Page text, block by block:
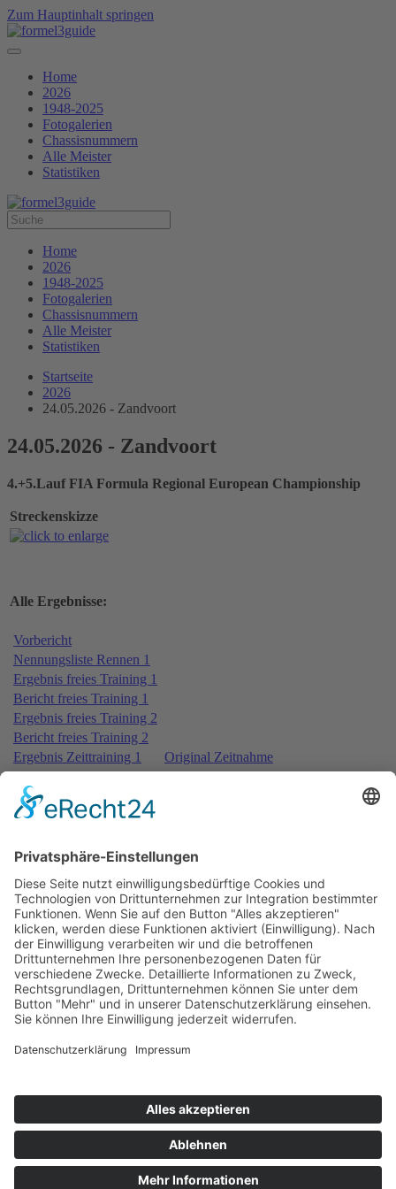
Zum Hauptinhalt springen
Home
2026
1948-2025
Fotogalerien
Chassisnummern
Alle Meister
Statistiken
Home
2026
1948-2025
Fotogalerien
Chassisnummern
Alle Meister
Statistiken
Startseite
2026
24.05.2026 - Zandvoort
24.05.2026 - Zandvoort
4.+5.Lauf FIA Formula Regional European Championship
Streckenskizze
Alle Ergebnisse:
Vorbericht
Nennungsliste Rennen 1
Ergebnis freies Training 1
Bericht freies Training 1
Ergebnis freies Training 2
Bericht freies Training 2
Ergebnis Zeittraining 1
Original Zeitnahme
Bericht Zeittraining 1
Startaufstellung Rennen 1
Ergebnis Rennen 1
Bericht Rennen 1
Nennungsliste Rennen 2
Ergebnis Zeittraining 2
Original Zeitnahme
Bericht Zeittraining 2
Startaufstellung Rennen 2
Ergebnis Rennen 2
Original Zeitnahme
Rundentabelle Rennen 2
Bericht Rennen 2
Impressum
Jahrbuch
Cookie-Einstellungen